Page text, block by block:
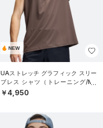
NEW
UAストレッチ グラフィック スリー
ブレス シャツ（トレーニング/ME
N）
￥4,950